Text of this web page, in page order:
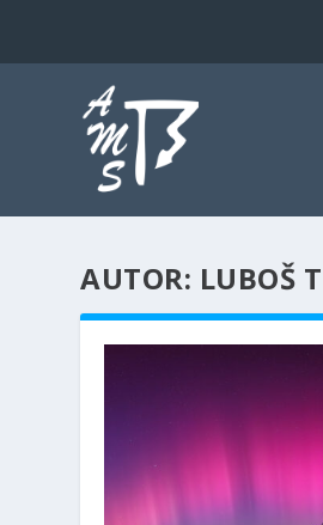
AUTOR: LUBOŠ